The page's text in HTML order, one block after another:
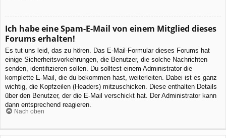
Ich habe eine Spam-E-Mail von einem Mitglied dieses
Forums erhalten!
Es tut uns leid, das zu hören. Das E-Mail-Formular dieses Forums hat
einige Sicherheitsvorkehrungen, die Benutzer, die solche Nachrichten
senden, identifizieren sollen. Du solltest einem Administrator die
komplette E-Mail, die du bekommen hast, weiterleiten. Dabei ist es ganz
wichtig, die Kopfzeilen (Headers) mitzuschicken. Diese enthalten Details
über den Benutzer, der die E-Mail verschickt hat. Der Administrator kann
dann entsprechend reagieren.
Nach oben